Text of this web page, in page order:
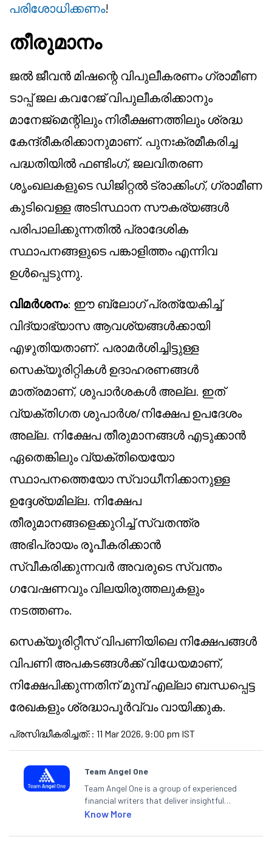
പരിശോധിക്കണം!
തീരുമാനം
ജൽ ജീവൻ മിഷന്റെ വിപുലീകരണം ഗ്രാമീണ
ടാപ്പ് ജല കവറേജ് വിപുലീകരിക്കാനും
മാനേജ്മെന്റിലും നിരീക്ഷണത്തിലും ശ്രദ്ധ
കേന്ദ്രീകരിക്കാനുമാണ്. പുനഃക്രമീകരിച്ച
പദ്ധതിയിൽ ഫണ്ടിംഗ്, ജലവിതരണ
ശൃംഖലകളുടെ ഡിജിറ്റൽ ട്രാക്കിംഗ്, ഗ്രാമീണ
കുടിവെള്ള അടിസ്ഥാന സൗകര്യങ്ങൾ
പരിപാലിക്കുന്നതിൽ പ്രാദേശിക
സ്ഥാപനങ്ങളുടെ പങ്കാളിത്തം എന്നിവ
ഉൾപ്പെടുന്നു.
വിമർശനം: ഈ ബ്ലോഗ് പ്രത്യേകിച്ച്
വിദ്യാഭ്യാസ ആവശ്യങ്ങൾക്കായി
എഴുതിയതാണ്. പരാമർശിച്ചിട്ടുള്ള
സെക്യൂരിറ്റികൾ ഉദാഹരണങ്ങൾ
മാത്രമാണ്, ശുപാർശകൾ അല്ല. ഇത്
വ്യക്തിഗത ശുപാർശ/നിക്ഷേപ ഉപദേശം
അല്ല. നിക്ഷേപ തീരുമാനങ്ങൾ എടുക്കാൻ
ഏതെങ്കിലും വ്യക്തിയെയോ
സ്ഥാപനത്തെയോ സ്വാധീനിക്കാനുള്ള
ഉദ്ദേശ്യമില്ല. നിക്ഷേപ
തീരുമാനങ്ങളെക്കുറിച്ച് സ്വതന്ത്ര
അഭിപ്രായം രൂപീകരിക്കാൻ
സ്വീകരിക്കുന്നവർ അവരുടെ സ്വന്തം
ഗവേഷണവും വിലയിരുത്തലുകളും
നടത്തണം.
സെക്യൂരിറ്റീസ് വിപണിയിലെ നിക്ഷേപങ്ങൾ
വിപണി അപകടങ്ങൾക്ക് വിധേയമാണ്,
നിക്ഷേപിക്കുന്നതിന് മുമ്പ് എല്ലാ ബന്ധപ്പെട്ട
രേഖകളും ശ്രദ്ധാപൂർവ്വം വായിക്കുക.
പ്രസിദ്ധീകരിച്ചത്: : 11 Mar 2026, 9:00 pm IST
Team Angel One
Team Angel One is a group of experienced
financial writers that deliver insightful
articles on the stock market, IPO, economy,
categories.
Know More